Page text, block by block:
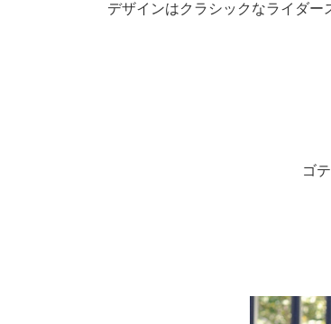
デザインはクラシックなライダ
ゴ